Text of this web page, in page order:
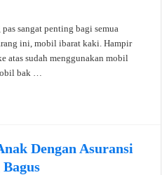
sangat penting bagi semua
ini, mobil ibarat kaki. Hampir
atas sudah menggunakan mobil
bak …
Dengan Asuransi